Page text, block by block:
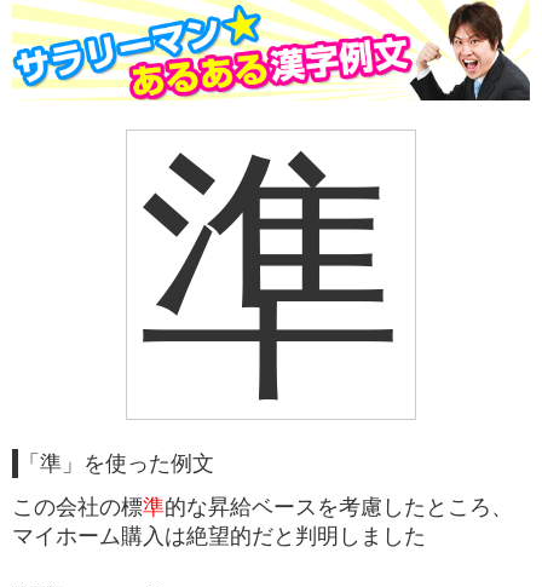
準
「準」を使った例文
この会社の標準的な昇給ベースを考慮したところ、
マイホーム購入は絶望的だと判明しました